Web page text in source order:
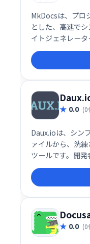
MkDocsは、プロ
とした、高速で
イトジェネレー
ルはMarkdown
ルで構成されます。
0.0 (0
Daux.ioは、シン
ァイルから、洗
ツールです。開
ドキュメントを
作は不要。
めることができ
ます。 開発者に
ーターとして、多
せます。
0.0 (0